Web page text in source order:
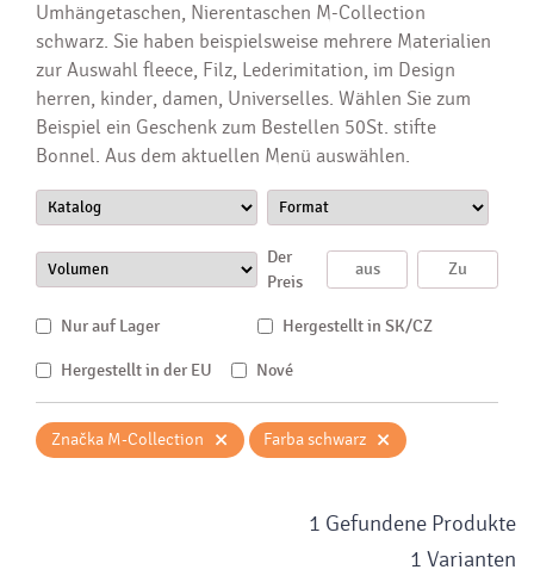
Umhängetaschen, Nierentaschen M-Collection
schwarz. Sie haben beispielsweise mehrere Materialien
zur Auswahl fleece, Filz, Lederimitation, im Design
herren, kinder, damen, Universelles. Wählen Sie zum
Beispiel ein Geschenk zum Bestellen 50St. stifte
Bonnel. Aus dem aktuellen Menü auswählen.
Der
Preis
Nur auf Lager Hergestellt in SK/CZ
Hergestellt in der EU Nové
Značka M-Collection × Farba schwarz ×
1 Gefundene Produkte
1 Varianten